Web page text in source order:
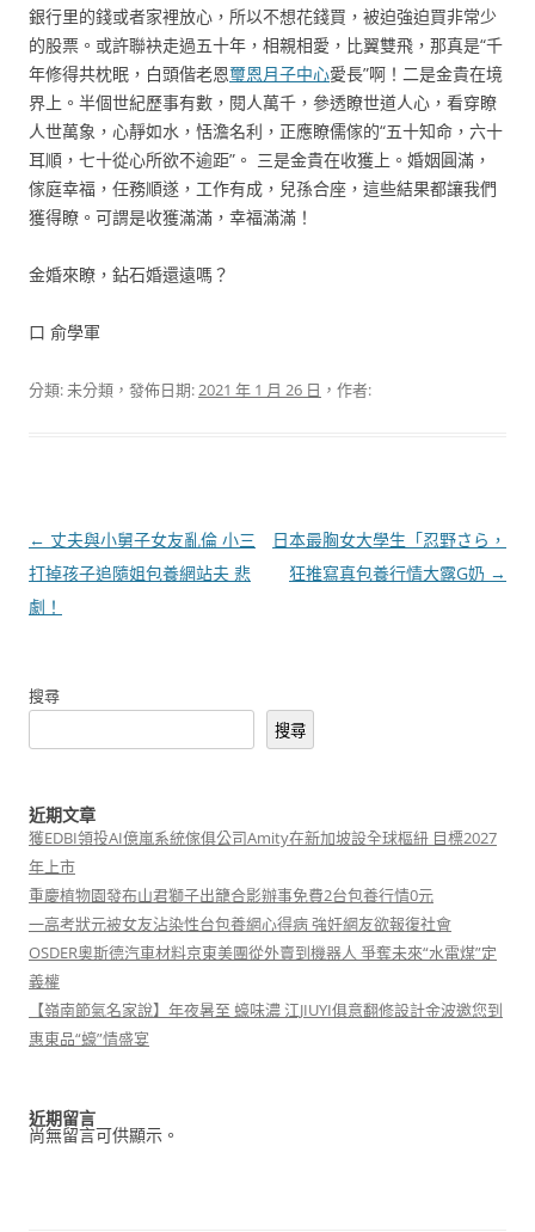
銀行里的錢或者家裡放心，所以不想花錢買，被迫強迫買非常少
的股票。或許聯袂走過五十年，相親相愛，比翼雙飛，那真是“千
年修得共枕眠，白頭偕老恩璽恩月子中心愛長”啊！二是金貴在境
界上。半個世紀歷事有數，閱人萬千，參透瞭世道人心，看穿瞭
人世萬象，心靜如水，恬澹名利，正應瞭儒傢的“五十知命，六十
耳順，七十從心所欲不逾距”。 三是金貴在收獲上。婚姻圓滿，
傢庭幸福，任務順遂，工作有成，兒孫合座，這些結果都讓我們
獲得瞭。可謂是收獲滿滿，幸福滿滿！
金婚來瞭，鉆石婚還遠嗎？
口 俞學軍
分類: 未分類，發佈日期:2021 年 1 月 26 日 ，作者:
文
章
導
← 丈夫與小舅子女友亂倫 小三
打掉孩子追隨姐包養網站夫 悲
劇！
日本最胸女大學生「忍野さら，
狂推寫真包養行情大露G奶 →
搜尋
搜尋
近期文章
獲EDBI領投AI億嵐系統傢俱公司Amity在新加坡設全球樞紐 目標2027
年上市
重慶植物園發布山君獅子出籠合影辦事免費2台包養行情0元
一高考狀元被女友沾染性台包養網心得病 強奸網友欲報復社會
OSDER奧斯德汽車材料京東美團從外賣到機器人 爭奪未來“水電煤”定
義權
【嶺南節氣名家說】年夜暑至 蠔味濃 江JIUYI俱意翻修設計金波邀您到
惠東品“蠔”情盛宴
近期留言
尚無留言可供顯示。